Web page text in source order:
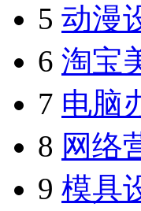
5 动漫
6 淘宝
7 电脑
8 网络
9 模具